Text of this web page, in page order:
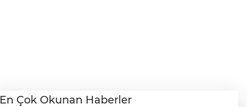
En Çok Okunan Haberler